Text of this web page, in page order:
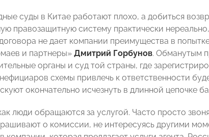
суды в Китае работают плохо, а добиться
правозащитную систему практически
не дает компании преимущества в
и партнеры» Дмитрий Горбунов. Обманутым
органы и суд той страны, где
схемы привлечь к ответственности
окончательно исчезнуть в длинной цепочке
люди обращаются за услугой. Часто просто
о комиссии, не интересуясь другими